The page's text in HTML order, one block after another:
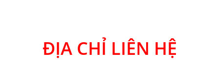
ĐỊA CHỈ LIÊN HỆ